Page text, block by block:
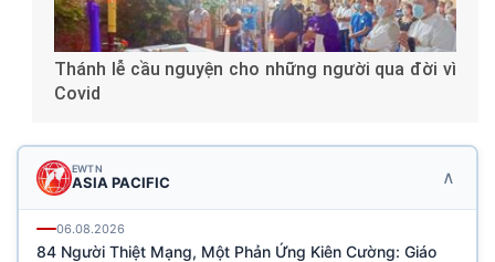
Thánh lễ cầu nguyện cho những người qua đời vì
Covid